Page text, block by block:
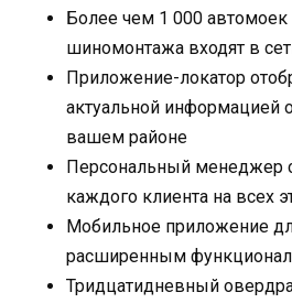
Более чем 1 000 автомоек
шиномонтажа входят в
Приложение-локатор
актуальной информацией
вашем районе
Персональный менеджер
каждого клиента на всех
Мобильное приложение
расширенным
Тридцатидневный